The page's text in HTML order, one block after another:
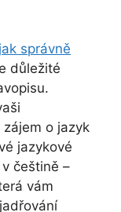
jak správně
důležité
o jazyk
jazykové
češtině –
vám